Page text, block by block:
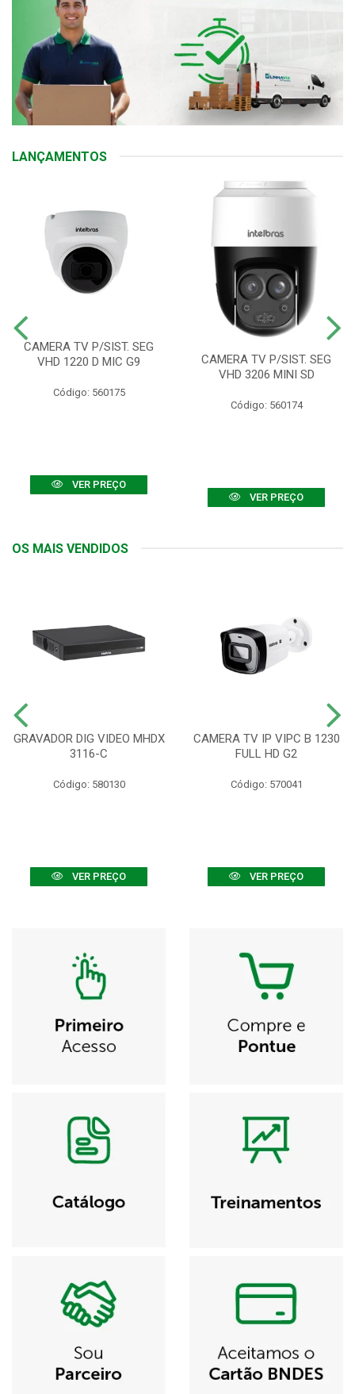
LANÇAMENTOS
CAMERA TV P/SIST. SEG
VHD 1220 D MIC G9
Código: 560175
VER PREÇO
CAMERA TV P/SIST. SEG
VHD 3206 MINI SD
Código: 560174
VER PREÇO
OS MAIS VENDIDOS
GRAVADOR DIG VIDEO MHDX
3116-C
Código: 580130
VER PREÇO
CAMERA TV IP VIPC B 1230
FULL HD G2
Código: 570041
VER PREÇO